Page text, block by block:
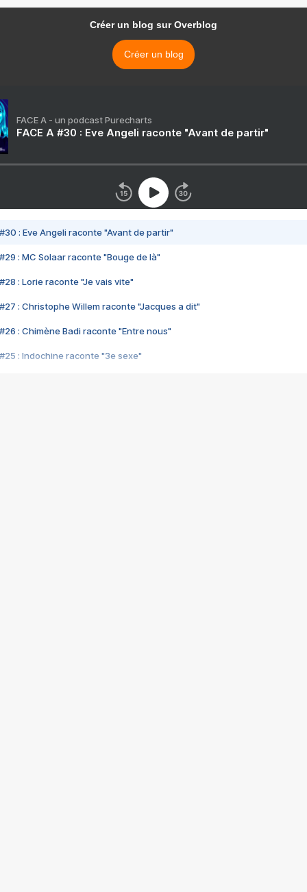
Créer un blog sur Overblog
Créer un blog
FACE A - un podcast Purecharts
FACE A #30 : Eve Angeli raconte "Avant de partir"
#30 : Eve Angeli raconte "Avant de partir"
#29 : MC Solaar raconte "Bouge de là"
#28 : Lorie raconte "Je vais vite"
#27 : Christophe Willem raconte "Jacques a dit"
#26 : Chimène Badi raconte "Entre nous"
#25 : Indochine raconte "3e sexe"